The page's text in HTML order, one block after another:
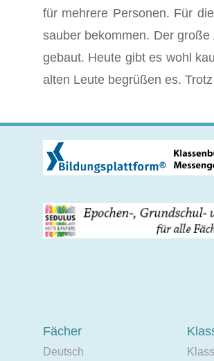
für mehrere Personen. Für
sauber bekommen. Der
gebaut. Heute gibt es wohl
alten Leute begrüßen es.
Fächer
Deutsch